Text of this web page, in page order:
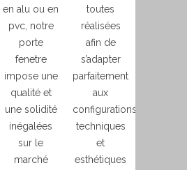
en alu ou en
pvc, notre
porte
fenetre
impose une
qualité et
une solidité
inégalées
sur le
marché
toutes
réalisées
afin de
s’adapter
parfaitement
aux
configurations
techniques
et
esthétiques